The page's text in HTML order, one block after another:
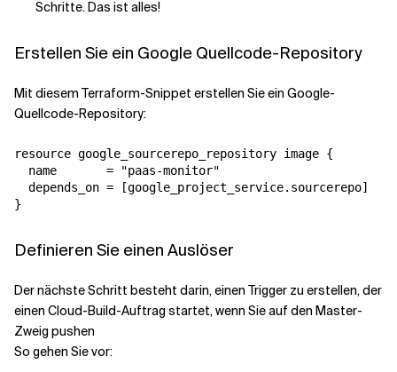
Schritte. Das ist alles!
Erstellen Sie ein Google Quellcode-Repository
Mit diesem Terraform-Snippet erstellen Sie ein Google-
Quellcode-Repository:
resource google_sourcerepo_repository image {
  name       = "paas-monitor"
  depends_on = [google_project_service.sourcerepo]
Definieren Sie einen Auslöser
Der nächste Schritt besteht darin, einen Trigger zu erstellen, der
einen Cloud-Build-Auftrag startet, wenn Sie auf den Master-
Zweig pushen
So gehen Sie vor: